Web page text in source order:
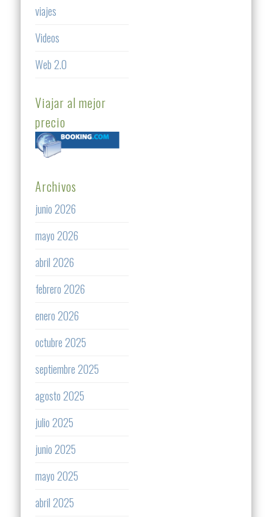
viajes
Videos
Web 2.0
Viajar al mejor
precio
Archivos
junio 2026
mayo 2026
abril 2026
febrero 2026
enero 2026
octubre 2025
septiembre 2025
agosto 2025
julio 2025
junio 2025
mayo 2025
abril 2025